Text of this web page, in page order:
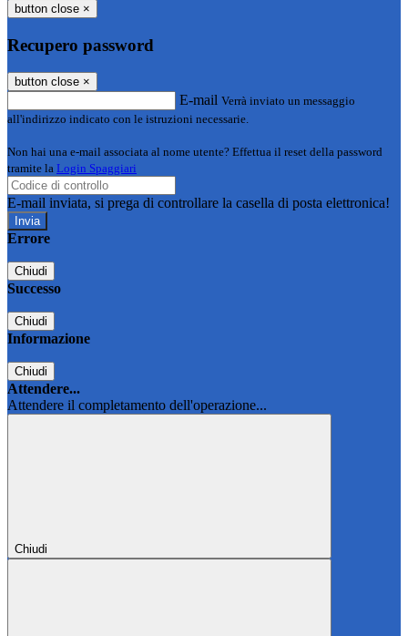
button close ×
Recupero password
button close ×
E-mail Verrà inviato un messaggio
all'indirizzo indicato con le istruzioni necessarie.
Non hai una e-mail associata al nome utente? Effettua il reset della password
tramite la Login Spaggiari
E-mail inviata, si prega di controllare la casella di posta elettronica!
Errore
Chiudi
Successo
Chiudi
Informazione
Chiudi
Attendere...
Attendere il completamento dell'operazione...
Chiudi